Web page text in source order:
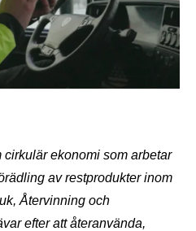
cirkulär ekonomi som arbetar
av restprodukter inom
Återvinning och
efter att återanvända,